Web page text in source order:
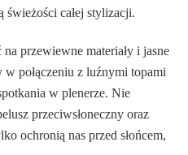
świeżości całej stylizacji.
przewiewne materiały i jasne
połączeniu z luźnymi topami
w plenerze. Nie
przeciwsłoneczny oraz
ochronią nas przed słońcem,